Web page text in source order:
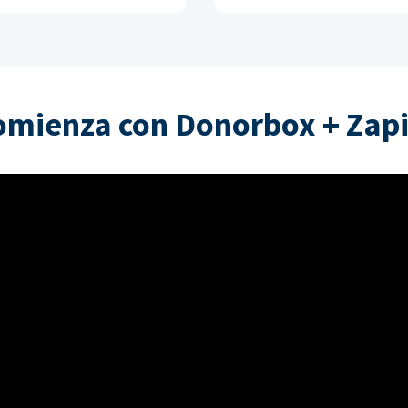
con Donorbox +